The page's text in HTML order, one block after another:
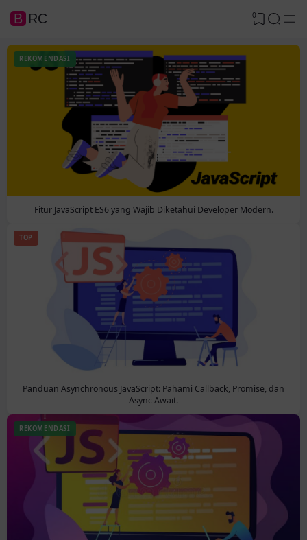
BRC 0
REKOMENDASI
Fitur JavaScript ES6 yang Wajib Diketahui Developer Modern.
TOP
Panduan Asynchronous JavaScript: Pahami Callback, Promise, dan
Async Await.
REKOMENDASI